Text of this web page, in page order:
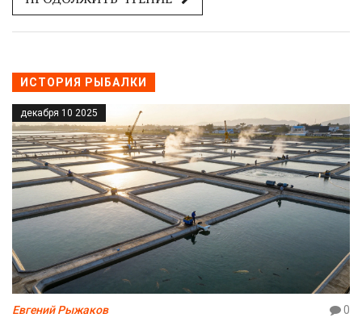
ИСТОРИЯ РЫБАЛКИ
декабря 10 2025
Евгений Рыжаков 0